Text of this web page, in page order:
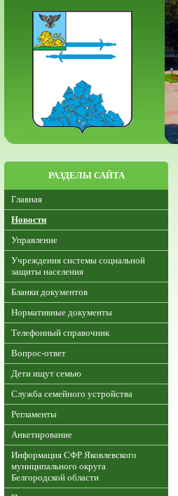
РАЗДЕЛЫ САЙТА
Главная
Новости
Управление
Учреждения системы социальной
защиты населения
Бланки документов
Нормативные документы
Телефонный справочник
Вопрос-ответ
Дети ищут семью
Служба семейного устройства
Регламенты
Анкетирование
Информация СФР Яковлевского
муниципального округа
Белгородской области